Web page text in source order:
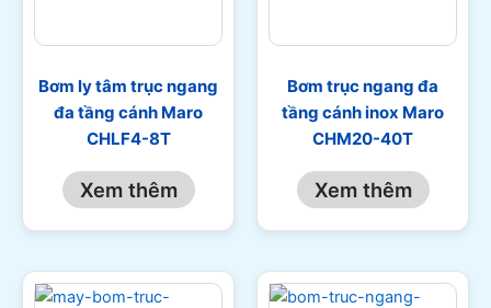
Bơm ly tâm trục ngang
đa tầng cánh Maro
CHLF4-8T
Xem thêm
Bơm trục ngang đa
tầng cánh inox Maro
CHM20-40T
Xem thêm